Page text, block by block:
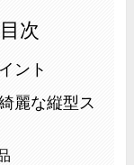
次
ント
麗な縦型ス